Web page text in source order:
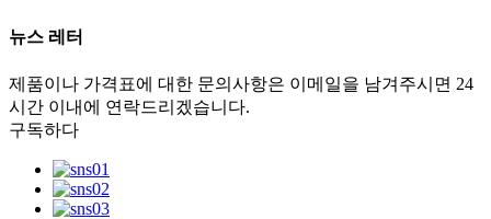
뉴스 레터
제품이나 가격표에 대한 문의사항은 이메일을 남겨주시면 24
시간 이내에 연락드리겠습니다.
구독하다